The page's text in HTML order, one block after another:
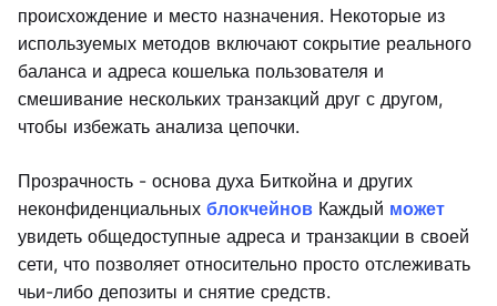
происхождение и место назначения. Некоторые из
используемых методов включают сокрытие реального
баланса и адреса кошелька пользователя и
смешивание нескольких транзакций друг с другом,
чтобы избежать анализа цепочки.
Прозрачность - основа духа Биткойна и других
неконфиденциальных блокчейнов Каждый может
увидеть общедоступные адреса и транзакции в своей
сети, что позволяет относительно просто отслеживать
чьи-либо депозиты и снятие средств.